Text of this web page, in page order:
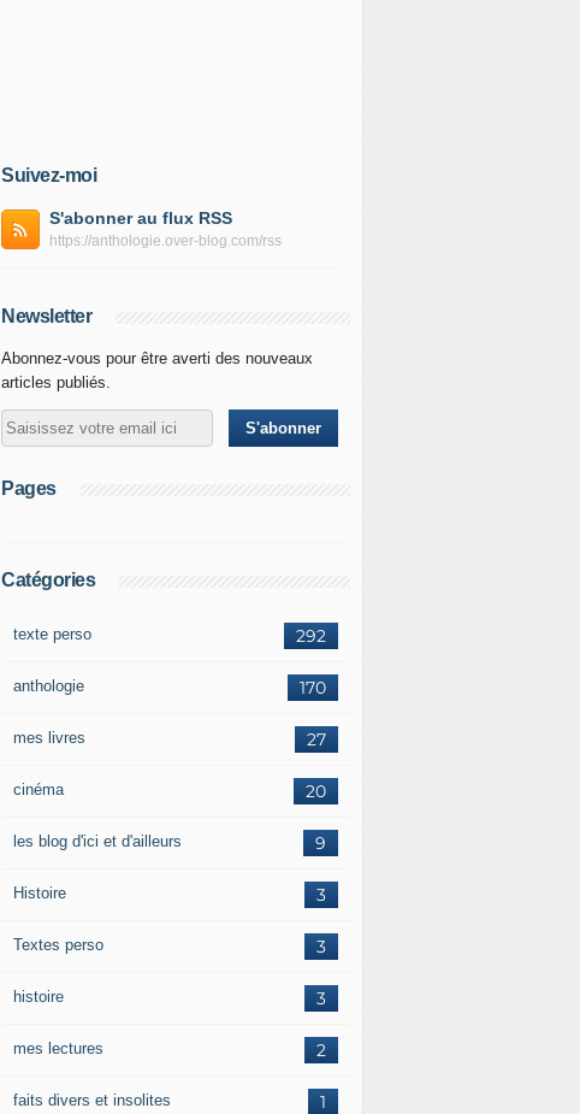
Suivez-moi
S'abonner au flux RSS
https://anthologie.over-blog.com/rss
Newsletter
Abonnez-vous pour être averti des nouveaux
articles publiés.
Pages
Catégories
292
texte perso
170
anthologie
27
mes livres
20
cinéma
9
les blog d'ici et d'ailleurs
3
Histoire
3
Textes perso
3
histoire
2
mes lectures
1
faits divers et insolites